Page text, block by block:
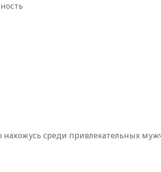
нахожусь среди привлекательных